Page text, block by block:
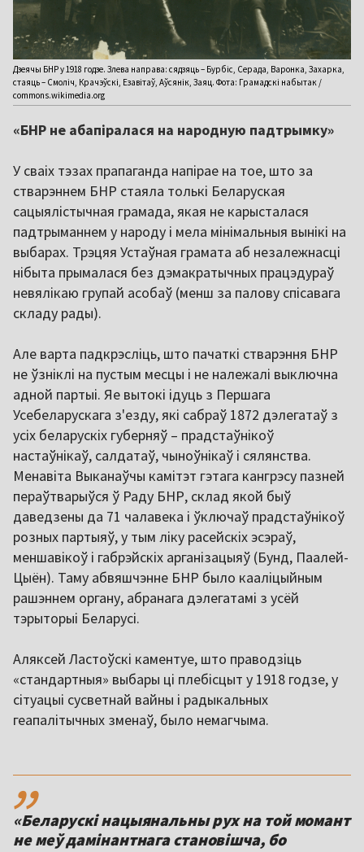
Дзеячы БНР у 1918 годзе. Злева направа: сядзяць – Бурбіс, Серада, Варонка, Захарка,
стаяць – Смоліч, Крачэўскі, Езавітаў, Аўсянік, Заяц. Фота: Грамадскі набытак /
commons.wikimedia.org
«БНР не абапіралася на народную падтрымку»
У сваіх тэзах прапаганда напірае на тое, што за
стварэннем БНР стаяла толькі Беларуская
сацыялістычная грамада, якая не карысталася
падтрыманнем у народу і мела мінімальныя вынікі на
выбарах. Трэцяя Устаўная грамата аб незалежнасці
нібыта прымалася без дэмакратычных працэдураў
невялікаю групай асобаў (менш за палову спісавага
складу рады).
Але варта падкрэсліць, што пачаткі стварэння БНР
не ўзніклі на пустым месцы і не належалі выключна
адной партыі. Яе вытокі ідуць з Першага
Усебеларускага з'езду, які сабраў 1872 дэлегатаў з
усіх беларускіх губерняў – прадстаўнікоў
настаўнікаў, салдатаў, чыноўнікаў і сялянства.
Менавіта Выканаўчы камітэт гэтага кангрэсу пазней
пераўтварыўся ў Раду БНР, склад якой быў
даведзены да 71 чалавека і ўключаў прадстаўнікоў
розных партыяў, у тым ліку расейскіх эсэраў,
меншавікоў і габрэйскіх арганізацыяў (Бунд, Паалей-
Цыён). Таму абвяшчэнне БНР было кааліцыйным
рашэннем органу, абранага дэлегатамі з усёй
тэрыторыі Беларусі.
Аляксей Ластоўскі каментуе, што праводзіць
«стандартныя» выбары ці плебісцыт у 1918 годзе, у
сітуацыі сусветнай вайны і радыкальных
геапалітычных зменаў, было немагчыма.
,,
«Беларускі нацыянальны рух на той момант
не меў дамінантнага становішча, бо